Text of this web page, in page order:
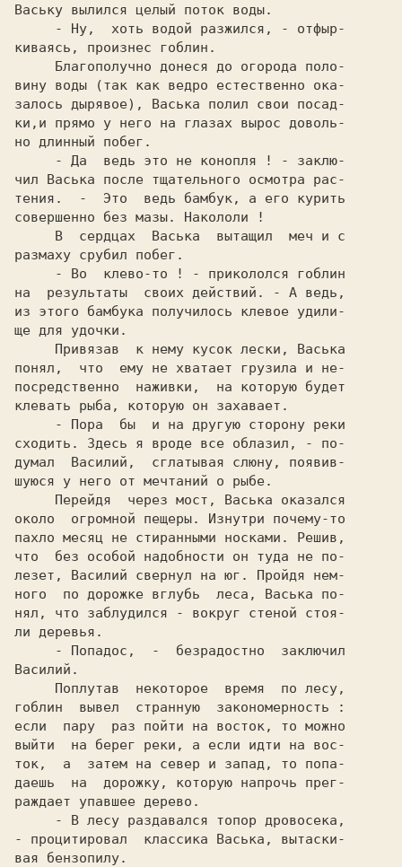
Ваську вылился целый поток воды.
киваясь, произнес гоблин.
вину воды (так как ведро естественно ока-
залось дырявое), Васька полил свои посад-
ки,и прямо у него на глазах вырос доволь-
но длинный побег.
чил Васька после тщательного осмотра рас-
тения.  -  Это  ведь бамбук, а его курить
совершенно без мазы. Накололи !
размаху срубил побег.
на  результаты  своих действий. - А ведь,
из этого бамбука получилось клевое удили-
ще для удочки.
понял,  что  ему не хватает грузила и не-
посредственно  наживки,  на которую будет
клевать рыба, которую он захавает.
сходить. Здесь я вроде все облазил, - по-
думал  Василий,  сглатывая слюну, появив-
шуюся у него от мечтаний о рыбе.
около  огромной пещеры. Изнутри почему-то
пахло месяц не стиранными носками. Решив,
что  без особой надобности он туда не по-
лезет, Василий свернул на юг. Пройдя нем-
ного  по дорожке вглубь  леса, Васька по-
нял, что заблудился - вокруг стеной стоя-
ли деревья.
Василий.
гоблин  вывел  странную  закономерность :
если  пару  раз пойти на восток, то можно
выйти  на берег реки, а если идти на вос-
ток,  а  затем на север и запад, то попа-
даешь  на  дорожку, которую напрочь прег-
раждает упавшее дерево.
- процитировал  классика Васька, вытаски-
вая бензопилу.